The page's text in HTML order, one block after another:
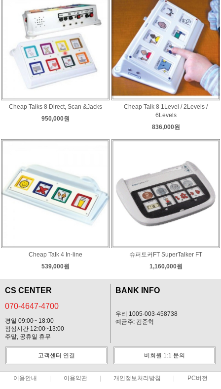
Cheap Talks 8 Direct, Scan &Jacks
950,000원
Cheap Talk 8 1Level / 2Levels /
6Levels
836,000원
Cheap Talk 4 In-line
539,000원
슈퍼토커FT SuperTalker FT
1,160,000원
CS CENTER
070-4647-4700
평일 09:00~ 18:00
점심시간 12:00~13:00
주말, 공휴일 휴무
BANK INFO
우리 1005-003-458738
예금주: 김준혁
고객센터 연결 비회원 1:1 문의
이용안내 이용약관 개인정보처리방침 PC버전